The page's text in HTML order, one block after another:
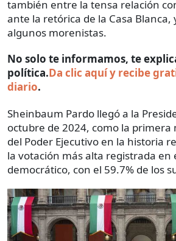
también entre la tensa relación
ante la retórica de la Casa Blanca,
algunos morenistas.
No solo te informamos, te
política.Da clic aquí y recibe
diario.
Sheinbaum Pardo llegó a la
octubre de 2024, como la primera
del Poder Ejecutivo en la historia
la votación más alta registrada en
democrático, con el 59.7% de los